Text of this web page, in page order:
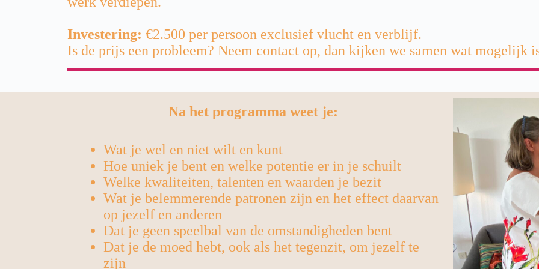
Investering: €2.500 per persoon exclusief vlucht en verblijf.
Is de prijs een probleem? Neem contact op, dan kijken we samen wat mogelijk
Na het programma weet je:
Wat je wel en niet wilt en kunt
Hoe uniek je bent en welke potentie er in je schuilt
Welke kwaliteiten, talenten en waarden je bezit
Wat je belemmerende patronen zijn en het effect daarvan
op jezelf en anderen
Dat je geen speelbal van de omstandigheden bent
Dat je de moed hebt, ook als het tegenzit, om jezelf te
zijn